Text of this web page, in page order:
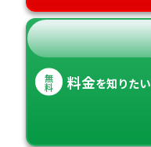
無
料 料金を知りたい